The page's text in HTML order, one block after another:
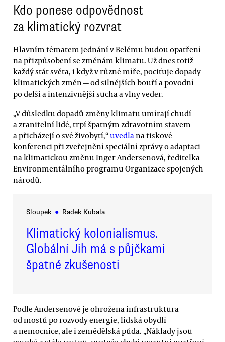
Kdo ponese odpovědnost
za klimatický rozvrat
Hlavním tématem jednání v Belému budou opatření
na přizpůsobení se změnám klimatu. Už dnes totiž
každý stát světa, i když v různé míře, pociťuje dopady
klimatických změn — od silnějších bouří a povodní
po delší a intenzivnější sucha a vlny veder.
„V důsledku dopadů změny klimatu umírají chudí
a zranitelní lidé, trpí špatným zdravotním stavem
a přicházejí o své živobytí,“uvedlana tiskové
konferenci při zveřejnění speciální zprávy o adaptaci
na klimatickou změnu Inger Andersenová, ředitelka
Environmentálního programu Organizace spojených
národů.
Sloupek ● Radek Kubala
Klimatický kolonialismus.
Globální Jih má s půjčkami
špatné zkušenosti
Podle Andersenové je ohrožena infrastruktura
od mostů po rozvody energie, lidská obydlí
a nemocnice, ale i zemědělská půda. „Náklady jsou